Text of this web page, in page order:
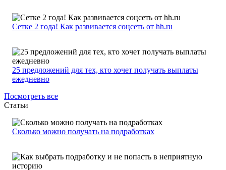
Сетке 2 года! Как развивается соцсеть от hh.ru
25 предложений для тех, кто хочет получать выплаты
ежедневно
Посмотреть все
Статьи
Сколько можно получать на подработках